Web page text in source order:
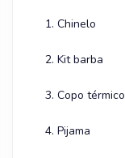
1. Chinelo
2. Kit barba
3. Copo térmico
4. Pijama